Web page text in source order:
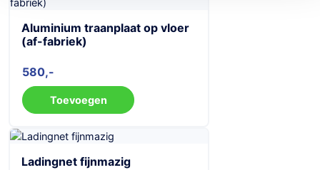
Aluminium traanplaat op vloer
(af-fabriek)
580
Toevoegen
Ladingnet fijnmazig